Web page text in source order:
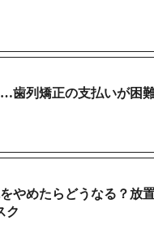
歯列矯正の支払いが困
やめたらどうなる？放
ク